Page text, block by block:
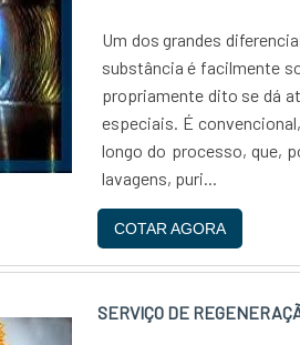
Um dos grandes
substância é facilmente
propriamente dito se dá
especiais. É
longo do processo, que,
lavagens, puri...
COTAR AGORA
SERVIÇO DE